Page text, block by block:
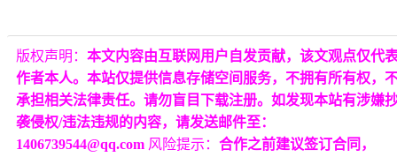
版权声明： 本文内容由互联网用户自发贡献，该文观点仅代
作者本人。本站仅提供信息存储空间服务，不拥有所有权，
承担相关法律责任。请勿盲目下载注册。如发现本站有涉嫌
袭侵权/违法违规的内容，请发送邮件至：
1406739544@qq.com 风险提示： 合作之前建议签订合同，